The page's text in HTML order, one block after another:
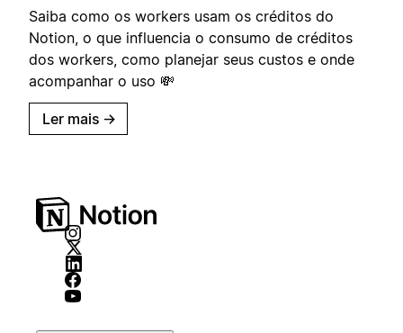
Saiba como os workers usam os créditos do
Notion, o que influencia o consumo de créditos
dos workers, como planejar seus custos e onde
acompanhar o uso 💸
Ler mais →